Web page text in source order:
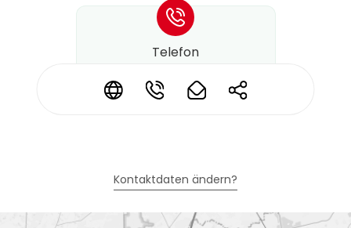
* * * *
*
Telefon
+49 2863 3355
Kontaktdaten ändern?